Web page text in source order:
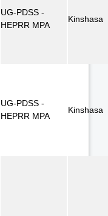
UG-PDSS -
HEPRR MPA
Kinshasa
UG-PDSS -
HEPRR MPA
Kinshasa